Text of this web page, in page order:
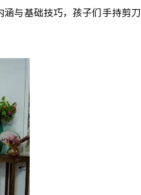
与基础技巧，孩子们手持剪刀